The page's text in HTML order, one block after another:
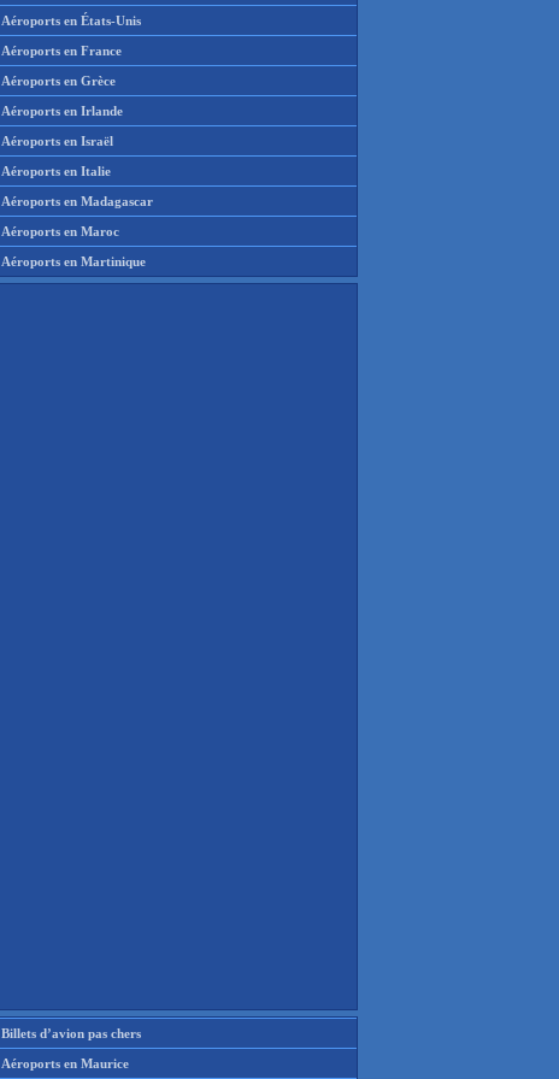
Aéroports en États-Unis
Aéroports en France
Aéroports en Grèce
Aéroports en Irlande
Aéroports en Israël
Aéroports en Italie
Aéroports en Madagascar
Aéroports en Maroc
Aéroports en Martinique
Billets d’avion pas chers
Aéroports en Maurice